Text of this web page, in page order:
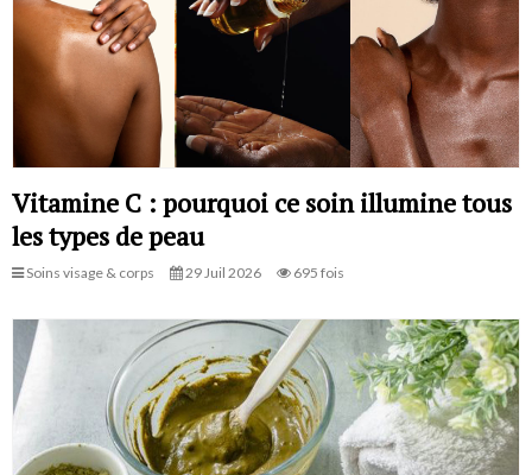
Vitamine C : pourquoi ce soin illumine tous
les types de peau
Soins visage & corps 29 Juil 2026 695 fois